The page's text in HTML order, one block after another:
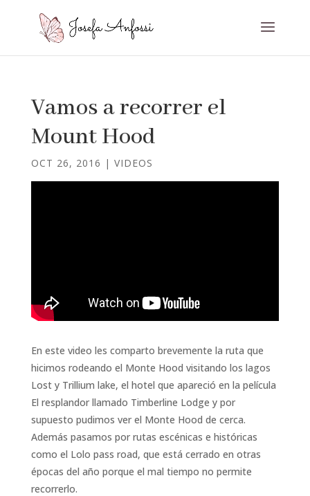
Vamos a recorrer el
Mount Hood
OCT 26, 2016 | VIDEOS
En este video les comparto brevemente la ruta que
hicimos rodeando el Monte Hood visitando los lagos
Lost y Trillium lake, el hotel que apareció en la película
El resplandor llamado Timberline Lodge y por
supuesto pudimos ver el Monte Hood de cerca.
Además pasamos por rutas escénicas e históricas
como el Lolo pass road, que está cerrado en otras
épocas del año porque el mal tiempo no permite
recorrerlo.